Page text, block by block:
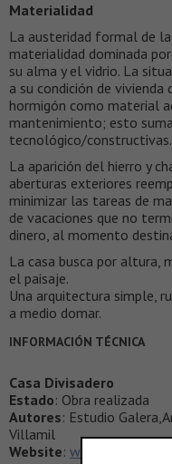
Materialidad
La austeridad formal de
materialidad dominada
su alma y el vidrio. La
a su condición de
hormigón como material
mantenimiento; esto
tecnológico/constructivas.
La aparición del hierro y
aberturas exteriores
minimizar las tareas de
de vacaciones que no
dinero, al momento
La casa busca por altura,
el paisaje.
Una arquitectura simple,
a medio domar.
INFORMACIÓN TÉCNICA
Casa Divisadero
Estado: Obra realizada
Autores: Estudio
Villamil
Website: